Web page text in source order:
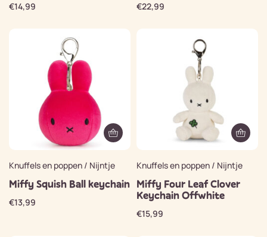
€14,99 €22,99
Knuffels en poppen / Nijntje
Miffy Squish Ball keychain
€13,99
Knuffels en poppen / Nijntje
Miffy Four Leaf Clover
Keychain Offwhite
€15,99